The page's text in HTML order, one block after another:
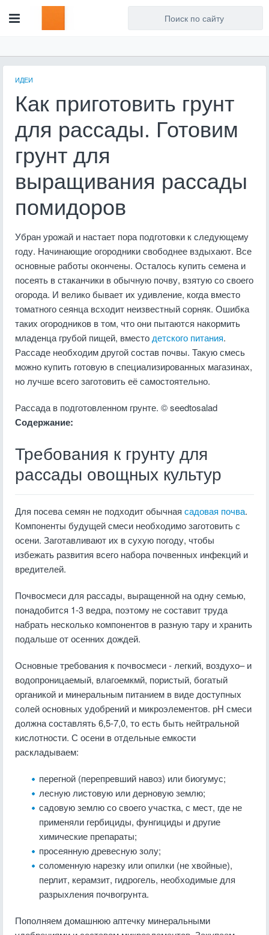
ИДЕИ
Как приготовить грунт
для рассады. Готовим
грунт для
выращивания рассады
помидоров
Убран урожай и настает пора подготовки к следующему
году. Начинающие огородники свободнее вздыхают. Все
основные работы окончены. Осталось купить семена и
посеять в стаканчики в обычную почву, взятую со своего
огорода. И велико бывает их удивление, когда вместо
томатного сеянца всходит неизвестный сорняк. Ошибка
таких огородников в том, что они пытаются накормить
младенца грубой пищей, вместо детского питания.
Рассаде необходим другой состав почвы. Такую смесь
можно купить готовую в специализированных магазинах,
но лучше всего заготовить её самостоятельно.
Рассада в подготовленном грунте. © seedtosalad
Содержание:
Требования к грунту для
рассады овощных культур
Для посева семян не подходит обычная садовая почва.
Компоненты будущей смеси необходимо заготовить с
осени. Заготавливают их в сухую погоду, чтобы
избежать развития всего набора почвенных инфекций и
вредителей.
Почвосмеси для рассады, выращенной на одну семью,
понадобится 1-3 ведра, поэтому не составит труда
набрать несколько компонентов в разную тару и хранить
подальше от осенних дождей.
Основные требования к почвосмеси - легкий, воздухо– и
водопроницаемый, влагоемкмй, пористый, богатый
органикой и минеральным питанием в виде доступных
солей основных удобрений и микроэлементов. рН смеси
должна составлять 6,5-7,0, то есть быть нейтральной
кислотности. С осени в отдельные емкости
раскладываем:
перегной (перепревший навоз) или биогумус;
лесную листовую или дерновую землю;
садовую землю со своего участка, с мест, где не
применяли гербициды, фунгициды и другие
химические препараты;
просеянную древесную золу;
соломенную нарезку или опилки (не хвойные),
перлит, керамзит, гидрогель, необходимые для
разрыхления почвогрунта.
Пополняем домашнюю аптечку минеральными
Для любых предложений по
сайту: artist71@cp9.ru